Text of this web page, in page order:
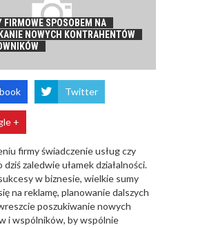
FIRMOWE SPOSOBEM NA
NOWYCH KONTRAHENTÓW
Twitter
+
firmy świadczenie usług czy
zaledwie ułamek działalności.
w biznesie, wielkie sumy
na reklamę, planowanie dalszych
poszukiwanie nowych
i wspólników, by wspólnie